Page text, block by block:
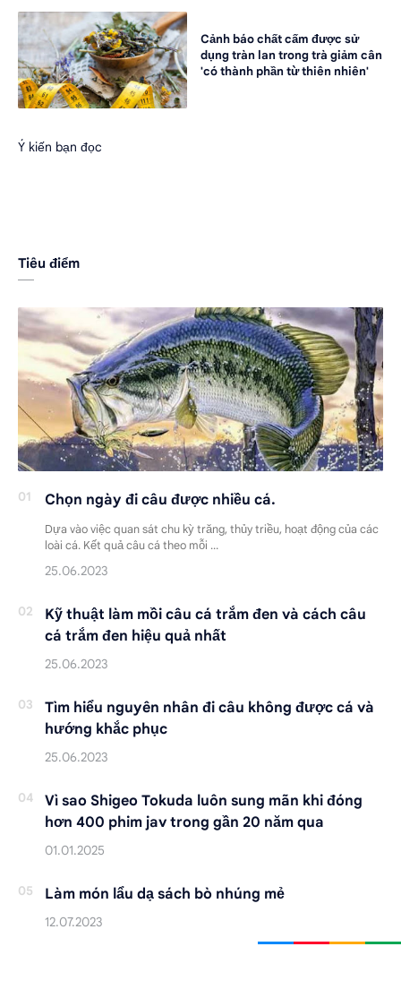
Cảnh báo chất cấm được sử
dụng tràn lan trong trà giảm cân
'có thành phần từ thiên nhiên'
Ý kiến bạn đọc
Tiêu điểm
Chọn ngày đi câu được nhiều cá.
Dựa vào việc quan sát chu kỳ trăng, thủy triều, hoạt động của các
loài cá. Kết quả câu cá theo mỗi …
Kỹ thuật làm mồi câu cá trắm đen và cách câu
cá trắm đen hiệu quả nhất
Tìm hiểu nguyên nhân đi câu không được cá và
hướng khắc phục
Vì sao Shigeo Tokuda luôn sung mãn khi đóng
hơn 400 phim jav trong gần 20 năm qua
Làm món lẩu dạ sách bò nhúng mẻ